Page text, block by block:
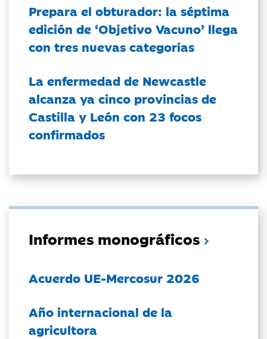
Prepara el obturador: la séptima
edición de ‘Objetivo Vacuno’ llega
con tres nuevas categorías
La enfermedad de Newcastle
alcanza ya cinco provincias de
Castilla y León con 23 focos
confirmados
Informes monográficos
Acuerdo UE-Mercosur 2026
Año internacional de la
agricultora